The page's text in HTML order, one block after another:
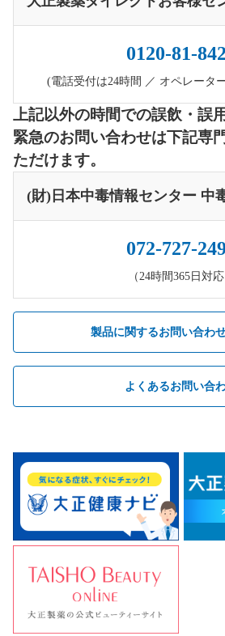
0120-81-
(電話受付は24時間 ／ オペレータ
上記以外の時間での誤飲・誤
緊急のお問い合わせは下記専
ただけます。
(財)日本中毒情報センター 中
072-727-
（24時間365日対応
製品に関するお問い合わ
よくあるお問い合